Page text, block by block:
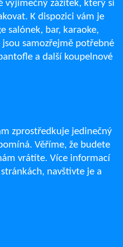
výjimečný zážitek, který si
K dispozici vám je
salónek, bar, karaoke,
samozřejmě potřebné
a další koupelnové
zprostředkuje jedinečný
Věříme, že budete
vrátíte. Více informací
navštivte je a